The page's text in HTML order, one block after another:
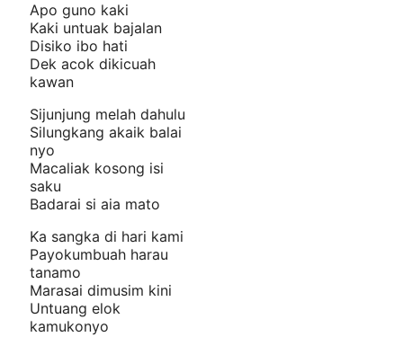
Apo guno kaki
Kaki untuak bajalan
Disiko ibo hati
Dek acok dikicuah
kawan
Sijunjung melah dahulu
Silungkang akaik balai
nyo
Macaliak kosong isi
saku
Badarai si aia mato
Ka sangka di hari kami
Payokumbuah harau
tanamo
Marasai dimusim kini
Untuang elok
kamukonyo